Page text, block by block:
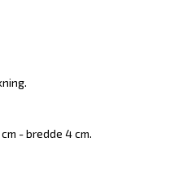
- bredde 4 cm.